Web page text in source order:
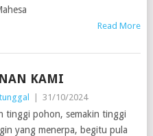
Read More
KAMI
| 31/10/2024
tinggi pohon, semakin tinggi
yang menerpa, begitu pula